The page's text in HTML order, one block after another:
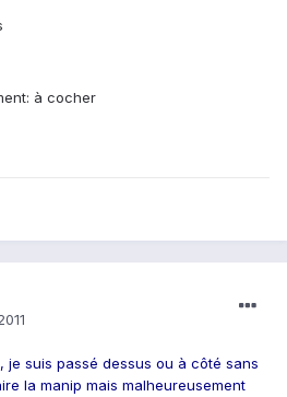
à cocher
je suis passé dessus ou à côté sans
la manip mais malheureusement